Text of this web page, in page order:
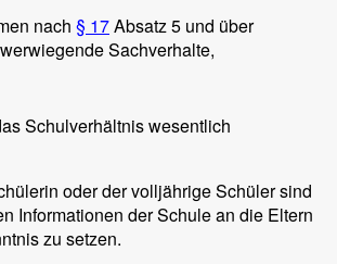
nach § 17Absatz 5 und über
Sachverhalte,
Schulverhältnis wesentlich
oder der volljährige Schüler sind
Informationen der Schule an die Eltern
zu setzen.